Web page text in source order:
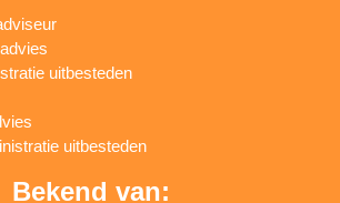
uitbesteden
uitbesteden
Bekend van: